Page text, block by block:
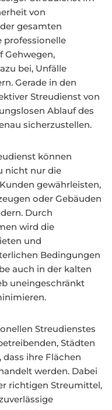
von
gesamten
professionelle
Gehwegen,
bei, Unfälle
Gerade in den
Streudienst von
Ablauf des
sicherzustellen.
können
nicht nur die
gewährleisten,
oder Gebäuden
Durch
wird die
und
Bedingungen
auch in der kalten
uneingeschränkt
Streudienstes
Städten
ihre Flächen
werden. Dabei
richtigen Streumittel,